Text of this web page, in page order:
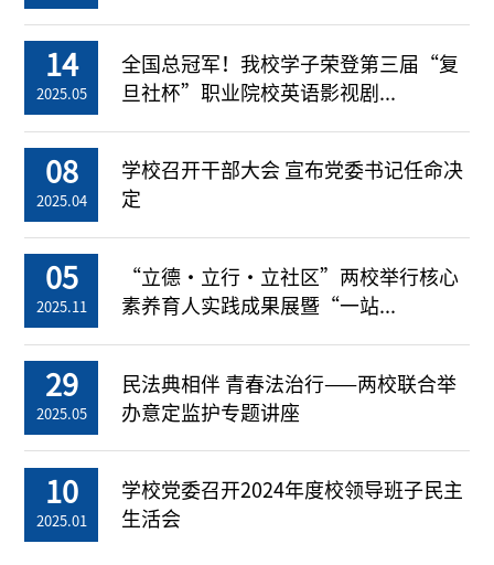
14
2025.05
全国总冠军！我校学子荣登第三届“复
旦社杯”职业院校英语影视剧...
08
2025.04
学校召开干部大会 宣布党委书记任命决
定
05
2025.11
“立德・立行・立社区”两校举行核心
素养育人实践成果展暨“一站...
29
2025.05
民法典相伴 青春法治行——两校联合举
办意定监护专题讲座
10
2025.01
学校党委召开2024年度校领导班子民主
生活会